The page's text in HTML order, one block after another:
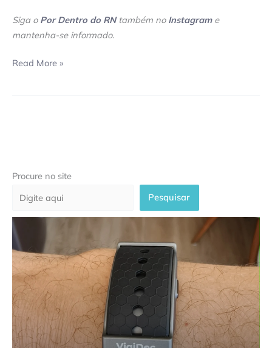
Siga o Por Dentro do RNtambém no Instagrame
mantenha-se informado.
Read More »
Procure no site
Pesquisar